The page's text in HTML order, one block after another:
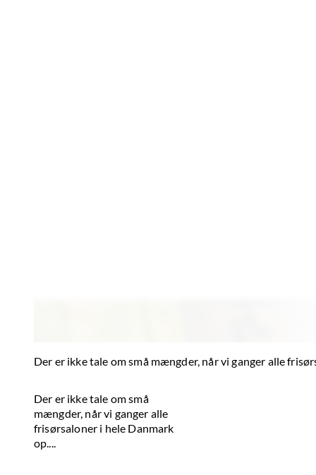
Der er ikke tale om små mængder, når vi ganger alle
Der er ikke tale om små
mængder, når vi ganger alle
frisørsaloner i hele Danmark
op....